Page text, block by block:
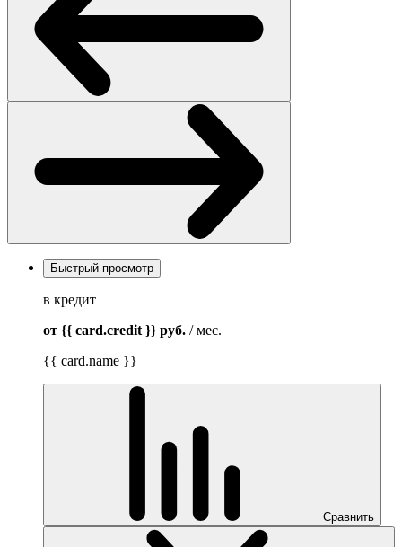
Быстрый просмотр
в кредит
от {{ card.credit }} руб. / мес.
{{ card.name }}
Сравнить